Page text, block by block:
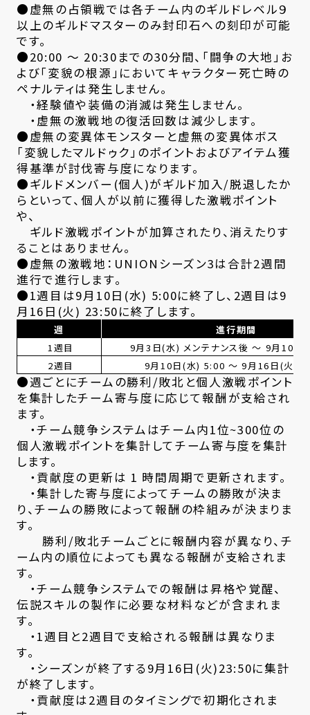
●虚無の占領戦では各チーム内のギルドレベル９
以上のギルドマスターのみ封印石への刻印が可能
です。
●20:00 ～ 20:30までの30分間、「闘争の大地」お
よび「変貌の根源」においてキャラクター死亡時の
ペナルティは発生しません。
・経験値や装備の消滅は発生しません。
・虚無の激戦地の復活回数は減少します。
●虚無の変異体モンスターと虚無の変異体ボス
「変貌したマルドゥク」のポイントおよびアイテム獲
得基準が討伐寄与度になります。
●ギルドメンバー(個人)がギルド加入/脱退したか
らといって、個人が以前に獲得した激戦ポイント
や、
ギルド激戦ポイントが加算されたり、消えたりす
ることはありません。
●虚無の激戦地：UNIONシーズン3は合計2週間
進行で進行します。
●1週目は9月10日(水) 5:00に終了し、2週目は9
月16日(火) 23:50に終了します。
週
進行期間
1週目
9月3日(水) メンテナンス後 ～ 9月10日
2週目
9月10日(水) 5:00 ～ 9月16日(火)
●週ごとにチームの勝利/敗北と個人激戦ポイント
を集計したチーム寄与度に応じて報酬が支給され
ます。
・チーム競争システムはチーム内1位~300位の
個人激戦ポイントを集計してチーム寄与度を集計
します。
・貢献度の更新は 1 時間周期で更新されます。
・集計した寄与度によってチームの勝敗が決ま
り、チームの勝敗によって報酬の枠組みが決まりま
す。
勝利/敗北チームごとに報酬内容が異なり、チ
ーム内の順位によっても異なる報酬が支給されま
す。
・チーム競争システムでの報酬は昇格や覚醒、
伝説スキルの製作に必要な材料などが含まれま
す。
・1週目と2週目で支給される報酬は異なりま
す。
・シーズンが終了する9月16日(火)23:50に集計
が終了します。
・貢献度は2週目のタイミングで初期化されま